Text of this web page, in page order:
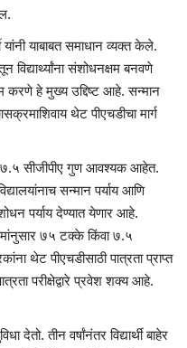
याबाबत समाधान व्यक्त केले.
विद्यार्थ्यांना संशोधनक्षम बनवणे
करणे हे मुख्य उद्दिष्ट आहे. सन्मान
थेट पीएचडीचा मार्ग
७.५ सीजीपीए गुण आवश्यक आहेत.
सन्मान पर्याय आणि
पर्याय देण्यात येणार आहे.
७५ टक्के किंवा ७.५
थेट पीएचडीसाठी पात्रता प्राप्त
परीक्षेद्वारे प्रवेश शक्य आहे.
तीन वर्षांनंतर विद्यार्थी बाहेर